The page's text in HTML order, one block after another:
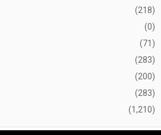
(218)
(0)
(71)
(283)
(200)
(283)
(1,210)